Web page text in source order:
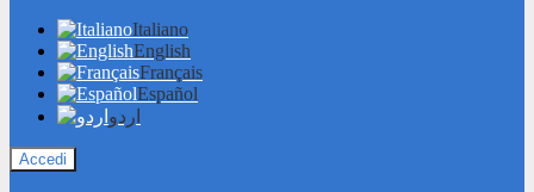
Italiano
English
Français
Español
اردو
Accedi